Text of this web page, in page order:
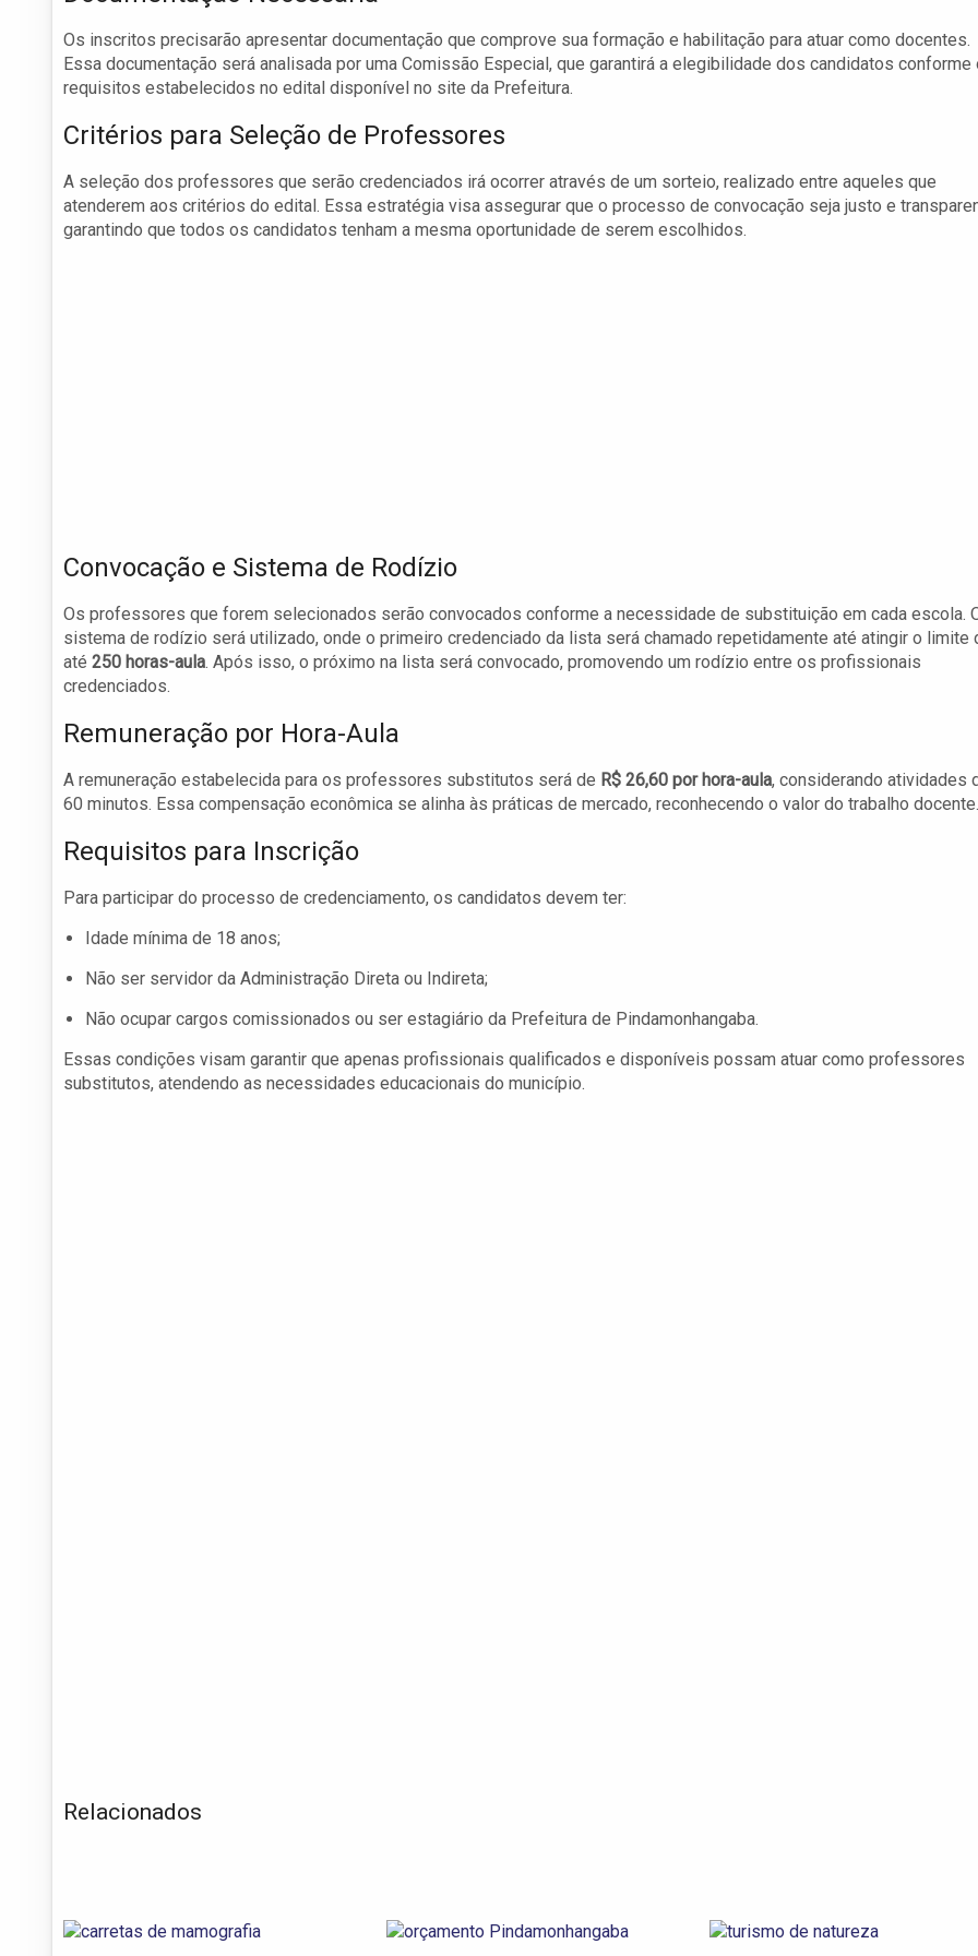
Os inscritos precisarão apresentar documentação que comprove sua formação e habilitação para atuar como docentes.
Essa documentação será analisada por uma Comissão Especial, que garantirá a elegibilidade dos candidatos conforme
requisitos estabelecidos no edital disponível no site da Prefeitura.
Critérios para Seleção de Professores
A seleção dos professores que serão credenciados irá ocorrer através de um sorteio, realizado entre aqueles que
atenderem aos critérios do edital. Essa estratégia visa assegurar que o processo de convocação seja justo e
garantindo que todos os candidatos tenham a mesma oportunidade de serem escolhidos.
Convocação e Sistema de Rodízio
Os professores que forem selecionados serão convocados conforme a necessidade de substituição em cada escola.
sistema de rodízio será utilizado, onde o primeiro credenciado da lista será chamado repetidamente até atingir o limite
até 250 horas-aula. Após isso, o próximo na lista será convocado, promovendo um rodízio entre os profissionais
credenciados.
Remuneração por Hora-Aula
A remuneração estabelecida para os professores substitutos será de R$ 26,60 por hora-aula, considerando atividades
60 minutos. Essa compensação econômica se alinha às práticas de mercado, reconhecendo o valor do trabalho docente.
Requisitos para Inscrição
Para participar do processo de credenciamento, os candidatos devem ter:
Idade mínima de 18 anos;
Não ser servidor da Administração Direta ou Indireta;
Não ocupar cargos comissionados ou ser estagiário da Prefeitura de Pindamonhangaba.
Essas condições visam garantir que apenas profissionais qualificados e disponíveis possam atuar como professores
substitutos, atendendo as necessidades educacionais do município.
Relacionados